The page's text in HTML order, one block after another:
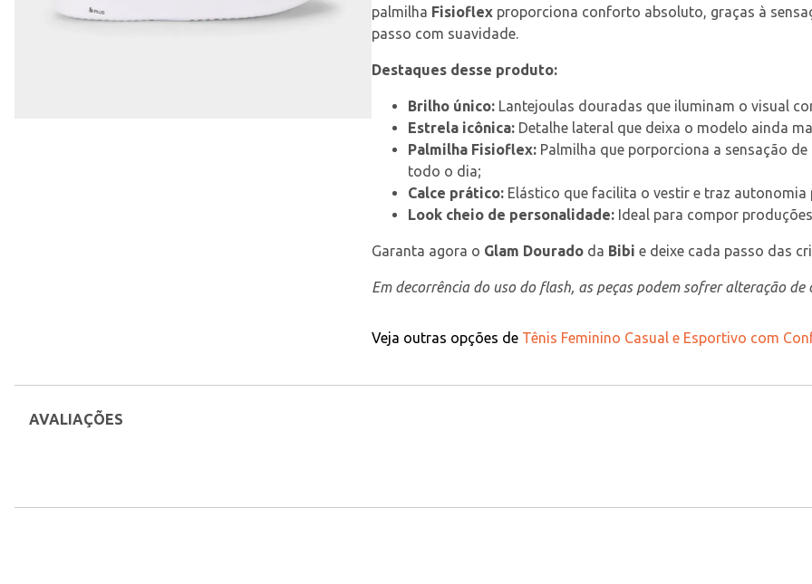
palmilha Fisioflex proporciona conforto absoluto, graças à
passo com suavidade.
Destaques desse produto:
Brilho único: Lantejoulas douradas que iluminam o visual
Estrela icônica: Detalhe lateral que deixa o modelo ainda
Palmilha Fisioflex: Palmilha que porporciona a sensação
todo o dia;
Calce prático: Elástico que facilita o vestir e traz autonomia
Look cheio de personalidade: Ideal para compor
Garanta agora o Glam Dourado da Bibi e deixe cada passo das
Em decorrência do uso do flash, as peças podem sofrer alteração de
Veja outras opções de Tênis Feminino Casual e Esportivo com
AVALIAÇÕES